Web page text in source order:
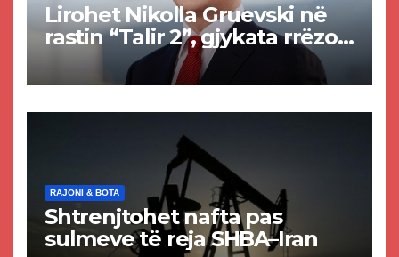
Lirohet Nikolla Gruevski në
rastin “Talir 2”, gjykata rrëzon
akuzat për ndërtimin e
paligjshëm të selisë së
RAJONI & BOTA
Shtrenjtohet nafta pas
sulmeve të reja SHBA–Iran